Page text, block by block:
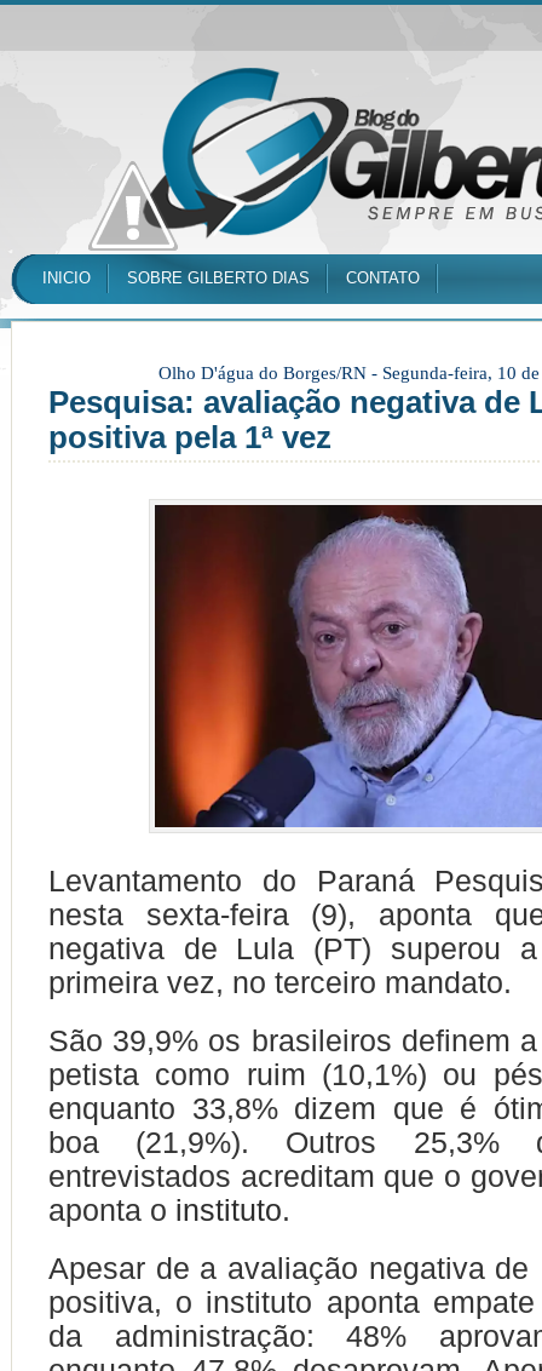
INICIO SOBRE GILBERTO DIAS CONTATO
Olho D'água do Borges/RN - Segunda-feira, 10
Pesquisa: avaliação negativa de
positiva pela 1ª vez
Levantamento do Paraná
nesta sexta-feira (9), aponta
negativa de Lula (PT) superou
primeira vez, no terceiro mandato.
São 39,9% os brasileiros definem
petista como ruim (10,1%) ou
enquanto 33,8% dizem que é
boa (21,9%). Outros 25,3%
entrevistados acreditam que o
aponta o instituto.
Apesar de a avaliação negativa de
positiva, o instituto aponta
da administração: 48%